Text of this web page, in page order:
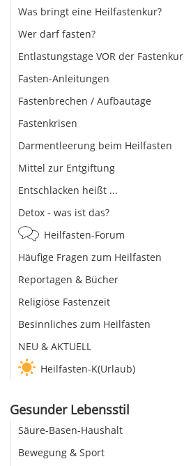
Was bringt eine Heilfastenkur?
Wer darf fasten?
Entlastungstage VOR der Fastenkur
Fasten-Anleitungen
Fastenbrechen / Aufbautage
Fastenkrisen
Darmentleerung beim Heilfasten
Mittel zur Entgiftung
Entschlacken heißt ...
Detox - was ist das?
Heilfasten-Forum
Häufige Fragen zum Heilfasten
Reportagen & Bücher
Religiöse Fastenzeit
Besinnliches zum Heilfasten
NEU & AKTUELL
Heilfasten-K(Urlaub)
Gesunder Lebensstil
Säure-Basen-Haushalt
Bewegung & Sport